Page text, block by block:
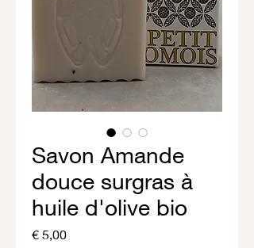
Savon Amande
douce surgras à
huile d'olive bio
€ 5,00Prijs